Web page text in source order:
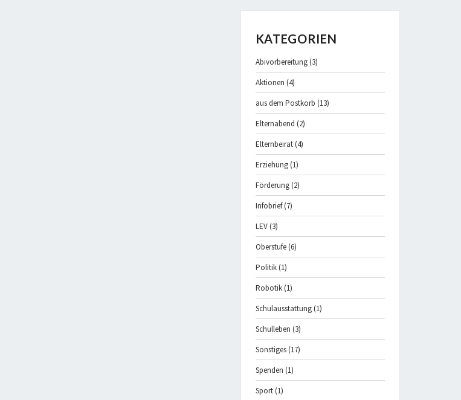
KATEGORIEN
Abivorbereitung(3)
Aktionen (4)
aus dem Postkorb (13)
Elternabend (2)
Elternbeirat(4)
Erziehung(1)
Förderung(2)
Infobrief(7)
LEV(3)
Oberstufe(6)
Politik(1)
Robotik(1)
Schulausstattung(1)
Schulleben (3)
Sonstiges(17)
Spenden (1)
Sport(1)